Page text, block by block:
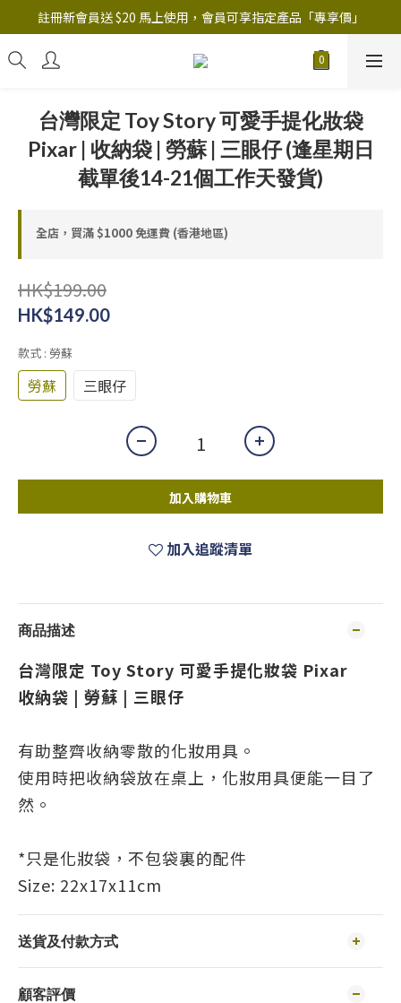
註冊新會員送 $20 馬上使用，會員可享指定產品「​專享價」
註冊新會員送 $20 馬上使用，會員可享指定產品「​專享價」
B.Y.O.B Mask Collection 任選優惠: 4件9折
台灣限定 Toy Story 可愛手提化妝袋
Pixar | 收納袋 | 勞蘇 | 三眼仔 (逢星期日
截單後14-21個工作天發貨)
全店，買滿 $1000 免運費 (香港地區)
HK$199.00
HK$149.00
款式 : 勞蘇
勞蘇 三眼仔
加入購物車
加入追蹤清單
商品描述
台灣限定 Toy Story 可愛手提化妝袋 Pixar
收納袋 | 勞蘇 | 三眼仔
有助整齊收納零散的化妝用具。
使用時把收納袋放在桌上，化妝用具便能一目了
然。
*只是化妝袋，不包袋裏的配件
Size: 22x17x11cm
送貨及付款方式
顧客評價